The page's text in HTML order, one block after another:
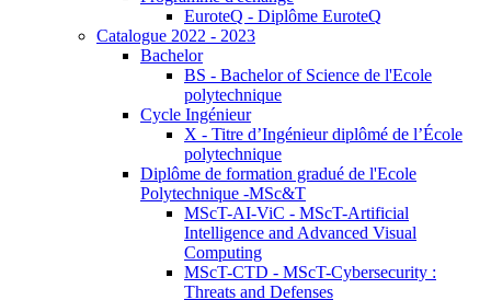
EuroteQ - Diplôme EuroteQ
Catalogue 2022 - 2023
Bachelor
BS - Bachelor of Science de l'Ecole
polytechnique
Cycle Ingénieur
X - Titre d’Ingénieur diplômé de l’École
polytechnique
Diplôme de formation gradué de l'Ecole
Polytechnique -MSc&T
MScT-AI-ViC - MScT-Artificial
Intelligence and Advanced Visual
Computing
MScT-CTD - MScT-Cybersecurity :
Threats and Defenses